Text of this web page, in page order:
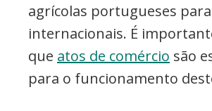
agrícolas portugueses
internacionais. É
que atos de comércio são
para o funcionamento